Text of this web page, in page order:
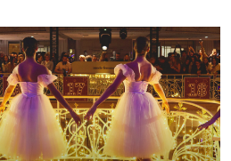
Article lancement campagne
de Noël 2022 La Samaritaine